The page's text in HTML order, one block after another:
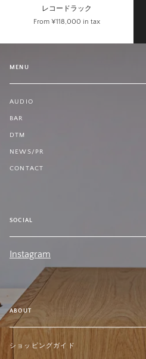
レコードラック
From ¥118,000 in tax
MENU
AUDIO
BAR
DTM
NEWS/PR
CONTACT
SOCIAL
Instagram
ABOUT
ショッピングガイド